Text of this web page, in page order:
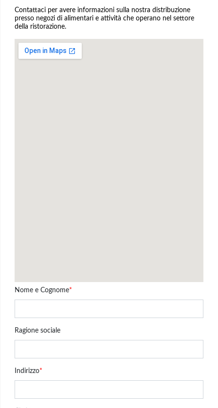
Contattaci per avere informazioni sulla nostra distribuzione
presso negozi di alimentari e attività che operano nel settore
della ristorazione.
Nome e Cognome*
Ragione sociale
Indirizzo*